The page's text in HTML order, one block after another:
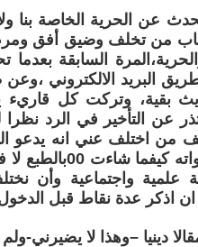
عن الحرية الخاصة بنا
من تخلف وضيق أفق
السابقة
البريد الالكتروني
بقية، وتركت كل
عن التأخير في الرد
من اختلف عني انه يدعو
قيود تقوده
علمية واجتماعية وأن
ان اذكر عدة نقاط قبل